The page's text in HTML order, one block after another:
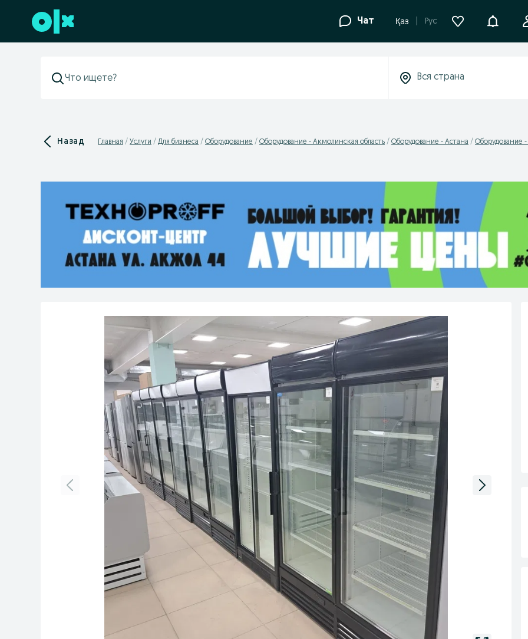
Перейти к нижнему колонтитулу Чат Қаз Рус
Назад Главная Услуги Для бизнеса Оборудование Оборудование - Акмолинская область Оборудование - Астана Оборудование